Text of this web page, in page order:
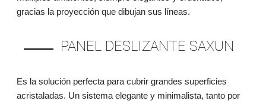
gracias la proyección que dibujan sus líneas.
PANEL DESLIZANTE SAXUN
Es la solución perfecta para cubrir grandes superficies
acristaladas. Un sistema elegante y minimalista, tanto por